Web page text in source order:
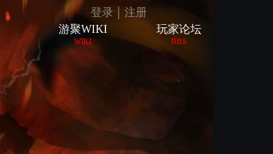
登录 | 注册
游聚WIKI
WIKI
玩家论坛
BBS